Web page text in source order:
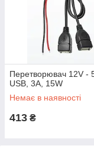
Перетворювач 12V -
USB, 3A, 15W
Немає в наявності
413 ₴